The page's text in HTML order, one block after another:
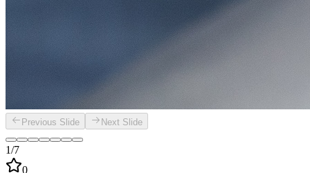
Previous Slide Next Slide
1/7
0